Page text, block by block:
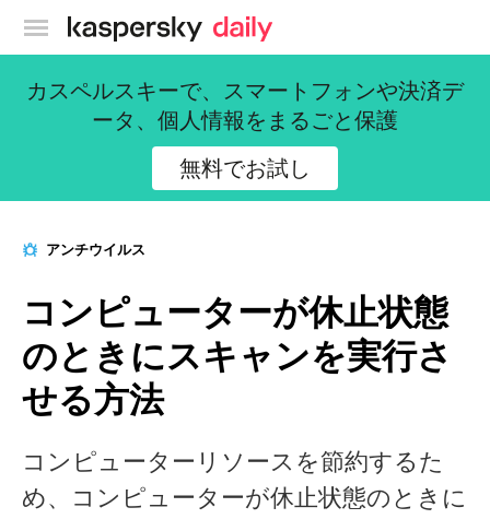
カスペルスキー公式ブログ
カスペルスキーで、スマートフォンや決済デ
ータ、個人情報をまるごと保護
無料でお試し
アンチウイルス
コンピューターが休止状態
のときにスキャンを実行さ
せる方法
コンピューターリソースを節約するた
め、コンピューターが休止状態のときに